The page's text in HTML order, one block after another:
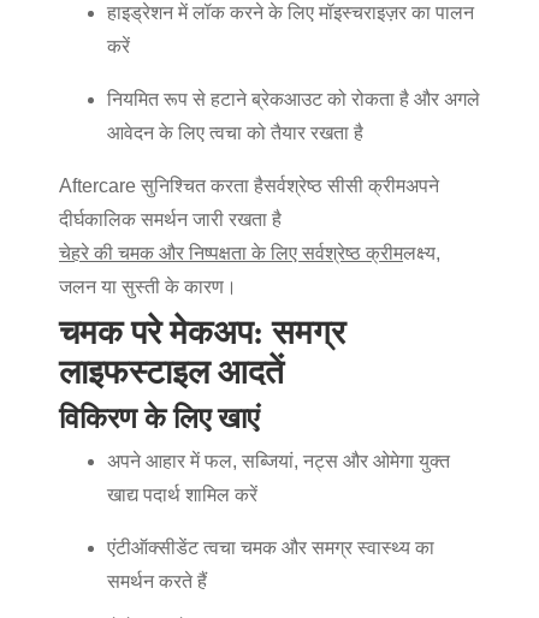
हाइड्रेशन में लॉक करने के लिए मॉइस्चराइज़र का पालन
करें
नियमित रूप से हटाने ब्रेकआउट को रोकता है और अगले
आवेदन के लिए त्वचा को तैयार रखता है
Aftercare सुनिश्चित करता हैसर्वश्रेष्ठ सीसी क्रीमअपने
दीर्घकालिक समर्थन जारी रखता है
चेहरे की चमक और निष्पक्षता के लिए सर्वश्रेष्ठ क्रीमलक्ष्य,
जलन या सुस्ती के कारण।
चमक परे मेकअप: समग्र
लाइफस्टाइल आदतें
विकिरण के लिए खाएं
अपने आहार में फल, सब्जियां, नट्स और ओमेगा युक्त
खाद्य पदार्थ शामिल करें
एंटीऑक्सीडेंट त्वचा चमक और समग्र स्वास्थ्य का
समर्थन करते हैं